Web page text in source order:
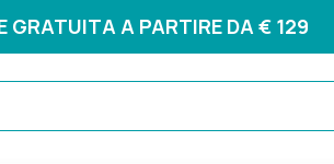
GRATUITA A PARTIRE DA € 129